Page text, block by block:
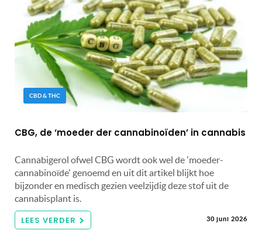
CBD & THC
CBG, de ‘moeder der cannabinoïden’ in cannabis
Cannabigerol ofwel CBG wordt ook wel de 'moeder-
cannabinoïde' genoemd en uit dit artikel blijkt hoe
bijzonder en medisch gezien veelzijdig deze stof uit de
cannabisplant is.
LEES VERDER 30 juni 2026